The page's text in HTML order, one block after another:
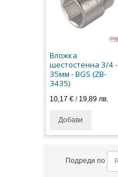
Вложка
шестостенна 3/4 -
35мм - BGS (ZB-
3435)
10,17 € / 19,89 лв.
Добави
Подреди по